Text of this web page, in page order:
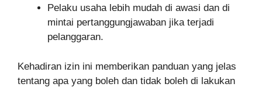
Pelaku usaha lebih mudah di awasi dan di
mintai pertanggungjawaban jika terjadi
pelanggaran.
Kehadiran izin ini memberikan panduan yang jelas
tentang apa yang boleh dan tidak boleh di lakukan